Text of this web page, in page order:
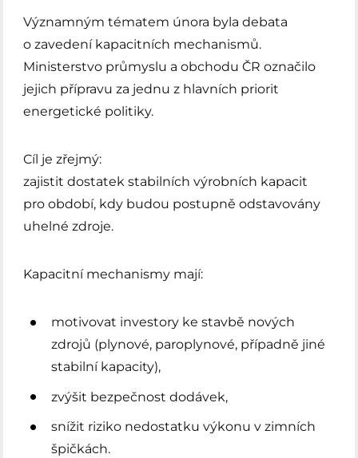
Významným tématem února byla debata
o zavedení kapacitních mechanismů.
Ministerstvo průmyslu a obchodu ČR označilo
jejich přípravu za jednu z hlavních priorit
energetické politiky.
Cíl je zřejmý:
zajistit dostatek stabilních výrobních kapacit
pro období, kdy budou postupně odstavovány
uhelné zdroje.
Kapacitní mechanismy mají:
motivovat investory ke stavbě nových
zdrojů (plynové, paroplynové, případně jiné
stabilní kapacity),
zvýšit bezpečnost dodávek,
snížit riziko nedostatku výkonu v zimních
špičkách.